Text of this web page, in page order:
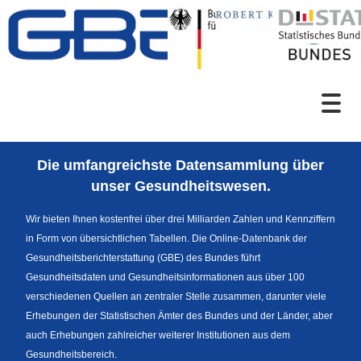
Zum Inhalt
Sprachumschaltung
Die umfangreichste Datensammlung über
unser Gesundheitswesen.
Wir bieten Ihnen kostenfrei über drei Milliarden Zahlen und Kennziffern
in Form von übersichtlichen Tabellen. Die Online-Datenbank der
Gesundheitsberichterstattung (GBE) des Bundes führt
Gesundheitsdaten und Gesundheitsinformationen aus über 100
verschiedenen Quellen an zentraler Stelle zusammen, darunter viele
Erhebungen der Statistischen Ämter des Bundes und der Länder, aber
auch Erhebungen zahlreicher weiterer Institutionen aus dem
Gesundheitsbereich.